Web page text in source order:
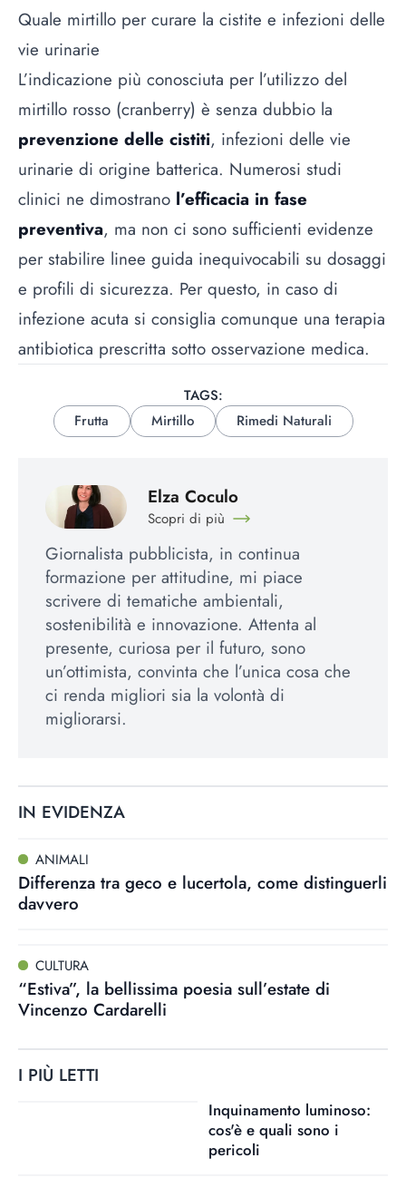
Quale mirtillo per curare la cistite e infezioni delle
vie urinarie
L’indicazione più conosciuta per l’utilizzo del
mirtillo rosso (cranberry) è senza dubbio la
prevenzione delle cistiti, infezioni delle vie
urinarie di origine batterica. Numerosi studi
clinici ne dimostrano l’efficacia in fase
preventiva, ma non ci sono sufficienti evidenze
per stabilire linee guida inequivocabili su dosaggi
e profili di sicurezza. Per questo, in caso di
infezione acuta si consiglia comunque una terapia
antibiotica prescritta sotto osservazione medica.
TAGS:
Frutta
Mirtillo Rimedi Naturali
Elza Coculo
Scopri di più
Giornalista pubblicista, in continua
formazione per attitudine, mi piace
scrivere di tematiche ambientali,
sostenibilità e innovazione. Attenta al
presente, curiosa per il futuro, sono
un’ottimista, convinta che l’unica cosa che
ci renda migliori sia la volontà di
migliorarsi.
IN EVIDENZA
ANIMALI
Differenza tra geco e lucertola, come distinguerli
davvero
CULTURA
“Estiva”, la bellissima poesia sull’estate di
Vincenzo Cardarelli
I PIÙ LETTI
Inquinamento luminoso:
cos'è e quali sono i
pericoli